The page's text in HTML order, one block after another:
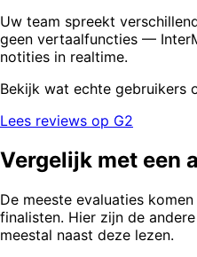
Uw team spreekt
geen vertaalfuncties —
notities in realtime.
Bekijk wat echte gebruikers
Lees reviews op G2
Vergelijk met een
De meeste evaluaties
finalisten. Hier zijn de
meestal naast deze lezen.